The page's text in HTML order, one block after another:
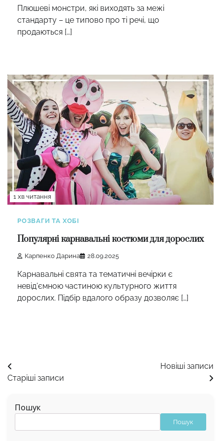
Плюшеві монстри, які виходять за межі
стандарту – це типово про ті речі, що
продаються […]
1 хв читання
РОЗВАГИ ТА ХОБІ
Популярні карнавальні костюми для дорослих
Карпенко Дарина 28.09.2025
Карнавальні свята та тематичні вечірки є
невід’ємною частиною культурного життя
дорослих. Підбір вдалого образу дозволяє […]
Навігація
записами
Старіші записи
Новіші записи
Пошук
Пошук